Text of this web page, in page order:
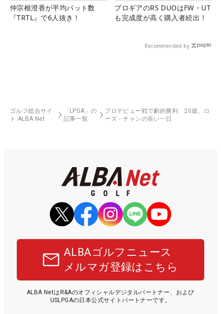
仲宗根澄香が平均パット数
『TRTL』で6人抜き！
プロギアのRS DUOはFW・UT
も完成度が高く購入者続出！
Recommended by
ゴルフ総合サイ
ト ALBA Net
「LPGA」の
記事一覧
プロデビュー戦で劇的勝利 20歳、ロ
ーズ・チャンの長い一日
ALBAゴルフニュース
メルマガ登録はこちら
ALBA NetはR&Aのオフィシャルデジタルパートナー、および
USLPGAの日本公式サイトパートナーです。